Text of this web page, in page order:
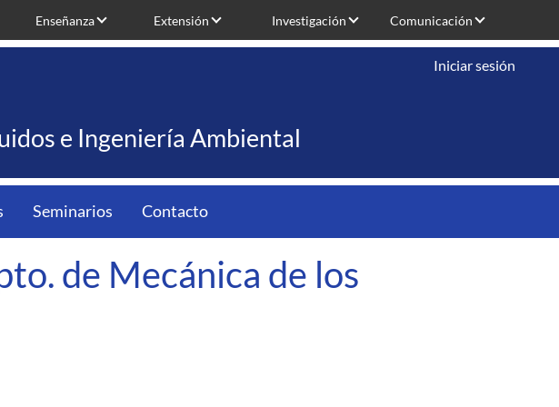
Enseñanza Extensión Investigación Comunicación
e Ingeniería Ambiental
Iniciar sesión
Seminarios Contacto
de Mecánica de los